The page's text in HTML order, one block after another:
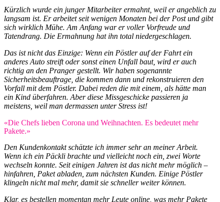
Kürzlich wurde ein junger Mitarbeiter ermahnt, weil er angeblich zu
langsam ist. Er arbeitet seit wenigen Monaten bei der Post und gibt
sich wirklich Mühe. Am Anfang war er voller Vorfreude und
Tatendrang. Die Ermahnung hat ihn total niedergeschlagen.
Das ist nicht das Einzige: Wenn ein Pöstler auf der Fahrt ein
anderes Auto streift oder sonst einen Unfall baut, wird er auch
richtig an den Pranger gestellt. Wir haben sogenannte
Sicherheitsbeauftrage, die kommen dann und rekonstruieren den
Vorfall mit dem Pöstler. Dabei reden die mit einem, als hätte man
ein Kind überfahren. Aber diese Missgeschicke passieren ja
meistens, weil man dermassen unter Stress ist!
«Die Chefs lieben Corona und Weihnachten. Es bedeutet mehr
Pakete.»
Den Kundenkontakt schätzte ich immer sehr an meiner Arbeit.
Wenn ich ein Päckli brachte und vielleicht noch ein, zwei Worte
wechseln konnte. Seit einigen Jahren ist das nicht mehr möglich –
hinfahren, Paket abladen, zum nächsten Kunden. Einige Pöstler
klingeln nicht mal mehr, damit sie schneller weiter können.
Klar, es bestellen momentan mehr Leute online, was mehr Pakete